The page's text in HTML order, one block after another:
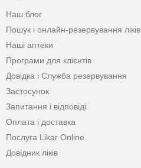
Наш блог
Пошук і онлайн-резервування ліків
Наші аптеки
Програми для клієнтів
Довідка і Служба резервування
Застосунок
Запитання і відповіді
Оплата і доставка
Послуга Likar Online
Довідник ліків